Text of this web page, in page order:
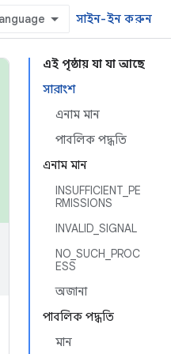
সাইন-ইন করুন
এই পৃষ্ঠায় যা যা আছে
সারাংশ
এনাম মান
পাবলিক পদ্ধতি
এনাম মান
INSUFFICIENT_PE
RMISSIONS
INVALID_SIGNAL
NO_SUCH_PROC
ESS
অজানা
পাবলিক পদ্ধতি
মান